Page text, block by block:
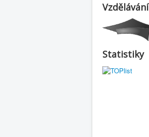
Vzdělávání
Statistiky